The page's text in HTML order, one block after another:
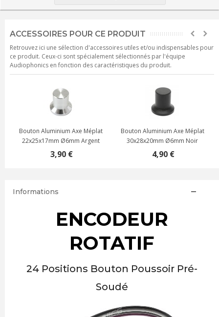
ACCESSOIRES POUR CE PRODUIT
Retrouvez ici une sélection d'accessoires utiles et/ou indispensables pour
ce produit. Ceux-ci sont spécialement sélectionnés par l'équipe
Audiophonics en fonction des caractéristiques du produit.
Bouton Aluminium Axe Méplat
22x25x17mm Ø6mm Argent
3,90 €
Bouton Aluminium Axe Méplat
30x28x20mm Ø6mm Noir
4,90 €
Informations
ENCODEUR
ROTATIF
24 Positions Bouton Poussoir Pré-
Soudé